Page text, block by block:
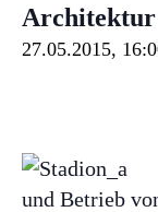
Architektur
27.05.2015,
und Betrieb